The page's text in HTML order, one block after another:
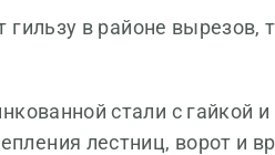
в районе вырезов,
стали с гайкой
лестниц, ворот и